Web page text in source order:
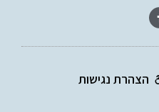
הצהרת נגישות